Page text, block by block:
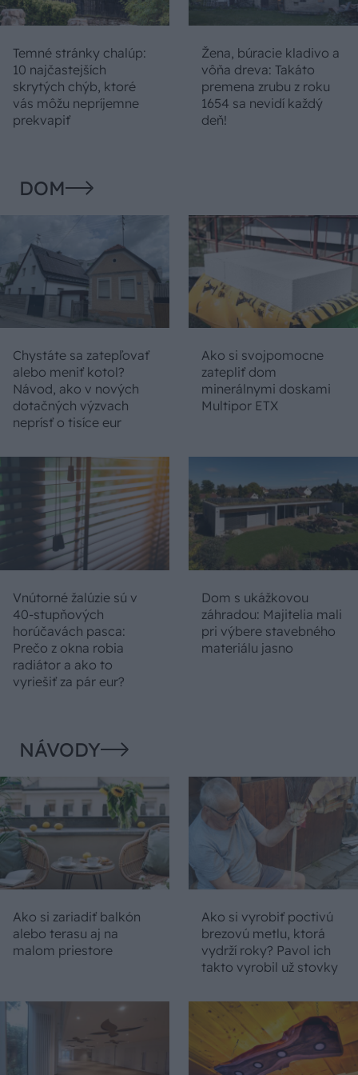
Temné stránky chalúp:
10 najčastejších
skrytých chýb, ktoré
vás môžu nepríjemne
prekvapiť
Žena, búracie kladivo a
vôňa dreva: Takáto
premena zrubu z roku
1654 sa nevidí každý
deň!
DOM
Chystáte sa zatepľovať
alebo meniť kotol?
Návod, ako v nových
dotačných výzvach
neprísť o tisíce eur
Ako si svojpomocne
zatepliť dom
minerálnymi doskami
Multipor ETX
Vnútorné žalúzie sú v
40-stupňových
horúčavách pasca:
Prečo z okna robia
radiátor a ako to
vyriešiť za pár eur?
Dom s ukážkovou
záhradou: Majitelia mali
pri výbere stavebného
materiálu jasno
NÁVODY
Ako si zariadiť balkón
alebo terasu aj na
malom priestore
Ako si vyrobiť poctivú
brezovú metlu, ktorá
vydrží roky? Pavol ich
takto vyrobil už stovky